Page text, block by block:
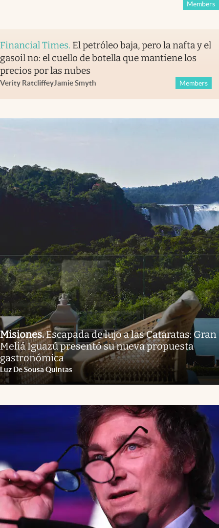
Members
Financial Times. El petróleo baja, pero la nafta y el
gasoil no: el cuello de botella que mantiene los
precios por las nubes
Verity RatcliffeyJamie Smyth Members
Misiones.Escapada de lujo a las Cataratas: Gran
Meliá Iguazú presentó su nueva propuesta
gastronómica
Luz De Sousa Quintas